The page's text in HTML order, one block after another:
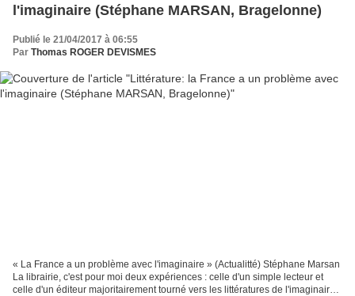
l'imaginaire (Stéphane MARSAN, Bragelonne)
Publié le 21/04/2017 à 06:55
Par Thomas ROGER DEVISMES
« La France a un problème avec l'imaginaire » (Actualitté) Stéphane Marsan
La librairie, c'est pour moi deux expériences : celle d'un simple lecteur et
celle d'un éditeur majoritairement tourné vers les littératures de l'imaginaire.